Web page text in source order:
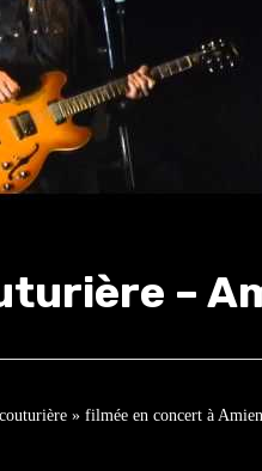
–
» filmée en concert à